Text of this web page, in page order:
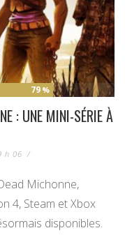
79 %
: UNE MINI-SÉRIE À
h 06 /
Michonne,
4, Steam et Xbox
disponibles.